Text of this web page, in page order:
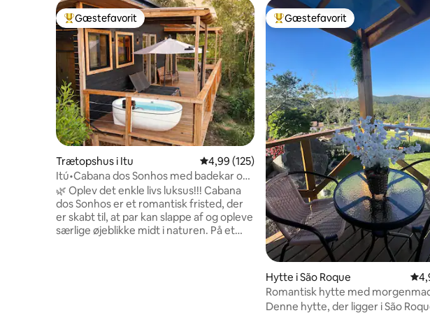
Bedste gæstefavorit
Gæstefavorit
Trætopshus i Itu 4,99 ud af 5 i gennemsnitlig bedømmelse, 125
4,99 (125)
Itú•Cabana dos Sonhos med badekar og
enestående udsigt!
🌿 Oplev det enkle livs luksus!!! Cabana
dos Sonhos er et romantisk fristed, der
er skabt til, at par kan slappe af og opleve
særlige øjeblikke midt i naturen. På et
Bedste gæstefavorit
Gæstefavorit
Hytte i São Roque
Romantisk hytte med
boblebad
Denne hytte, der ligger i São